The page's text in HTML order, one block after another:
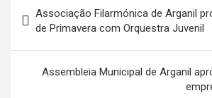
de
artigos
Associação Filarmónica de Arganil
de Primavera com Orquestra Juvenil
Assembleia Municipal de Arganil